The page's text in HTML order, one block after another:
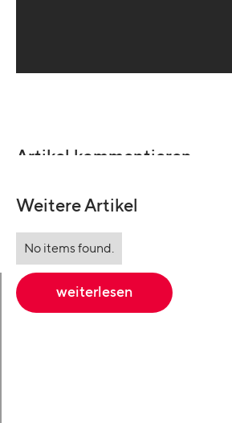
Artikel kommentieren
Weitere Artikel
No items found.
weiterlesen